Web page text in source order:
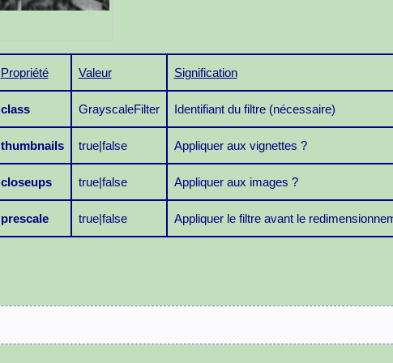
Propriété Valeur Signification
class GrayscaleFilter Identifiant du filtre (nécessaire)
thumbnails true|false Appliquer aux vignettes ?
closeups true|false Appliquer aux images ?
prescale true|false Appliquer le filtre avant le